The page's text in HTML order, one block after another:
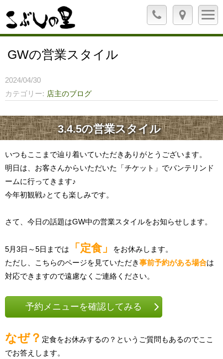
GWの営業スタイル
2024/04/30
カテゴリー
店主のブログ
3.4.5の営業スタイル
いつもここまで辿り着いていただきありがとうございます。
明日は、お客さんからいただいた「チケット」でバンテリンド
ームに行ってきます♪
今年初観戦♪とても楽しみです。
さて、今日の話題はGW中の営業スタイルをお知らせします。
5月3日～5日までは 「定食」
をお休みします。
ただし、こちらのページを見ていただき事前予約がある場合は
対応できますので遠慮なくご連絡ください。
予約メニューを確認してみる
なぜ？ 定食をお休みするの？というご質問もあるのでここ
でお答えします。